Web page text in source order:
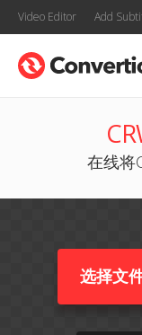
Video Editor Add
在线将
选择文